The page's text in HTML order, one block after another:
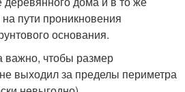
пути проникновения
основания.
важно, чтобы размер
выходил за пределы периметра